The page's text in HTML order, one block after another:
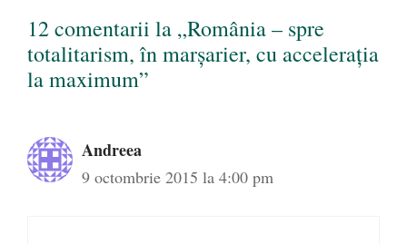
12 comentarii la „România – spre
totalitarism, în marşarier, cu acceleraţia
la maximum”
Andreea
9 octombrie 2015 la 4:00 pm